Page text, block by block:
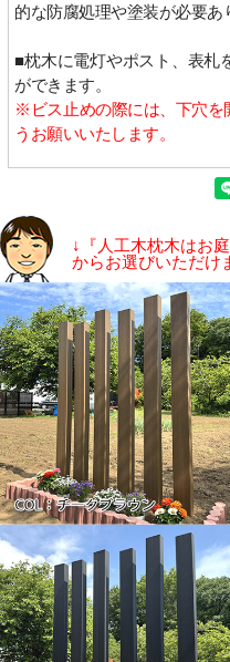
的な防腐処理や塗装が必要あ
■枕木に電灯やポスト、表札
ができます。
※ビス止めの際には、下穴を
うお願いいたします。
↓『人工木枕木はお
からお選びいただけ